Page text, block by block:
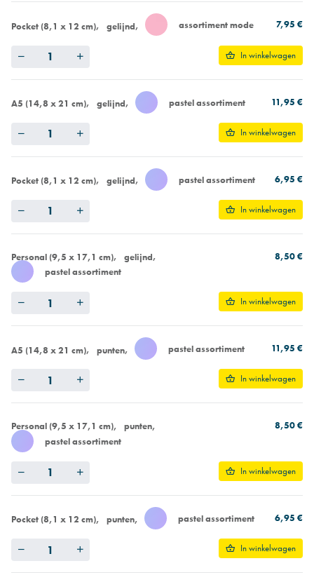
Pocket (8,1 x 12 cm) gelijnd assortiment mode 7,95 €
In winkelwagen
A5 (14,8 x 21 cm) gelijnd pastel assortiment 11,95 €
In winkelwagen
Pocket (8,1 x 12 cm) gelijnd pastel assortiment 6,95 €
In winkelwagen
Personal (9,5 x 17,1 cm)
gelijnd
pastel assortiment
8,50 €
In winkelwagen
A5 (14,8 x 21 cm) punten pastel assortiment 11,95 €
In winkelwagen
Personal (9,5 x 17,1 cm)
punten
pastel assortiment
8,50 €
In winkelwagen
Pocket (8,1 x 12 cm) punten pastel assortiment 6,95 €
In winkelwagen